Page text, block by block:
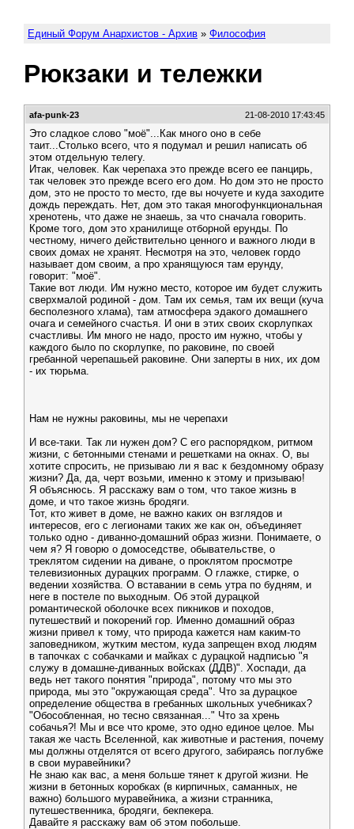
Единый Форум Анархистов - Архив » Философия
Рюкзаки и тележки
afa-punk-23 21-08-2010 17:43:45
Это сладкое слово "моё"...Как много оно в себе
таит...Столько всего, что я подумал и решил написать об
этом отдельную телегу.
Итак, человек. Как черепаха это прежде всего ее панцирь,
так человек это прежде всего его дом. Но дом это не просто
дом, это не просто то место, где вы ночуете и куда заходите
дождь переждать. Нет, дом это такая многофункциональная
хренотень, что даже не знаешь, за что сначала говорить.
Кроме того, дом это хранилище отборной ерунды. По
честному, ничего действительно ценного и важного люди в
своих домах не хранят. Несмотря на это, человек гордо
называет дом своим, а про хранящуюся там ерунду,
говорит: "моё".
Такие вот люди. Им нужно место, которое им будет служить
сверхмалой родиной - дом. Там их семья, там их вещи (куча
бесполезного хлама), там атмосфера эдакого домашнего
очага и семейного счастья. И они в этих своих скорлупках
счастливы. Им много не надо, просто им нужно, чтобы у
каждого было по скорлупке, по раковине, по своей
гребанной черепашьей раковине. Они заперты в них, их дом
- их тюрьма.
Нам не нужны раковины, мы не черепахи
И все-таки. Так ли нужен дом? С его распорядком, ритмом
жизни, с бетонными стенами и решетками на окнах. О, вы
хотите спросить, не призываю ли я вас к бездомному образу
жизни? Да, да, черт возьми, именно к этому и призываю!
Я объяснюсь. Я расскажу вам о том, что такое жизнь в
доме, и что такое жизнь бродяги.
Тот, кто живет в доме, не важно каких он взглядов и
интересов, его с легионами таких же как он, объединяет
только одно - диванно-домашний образ жизни. Понимаете, о
чем я? Я говорю о домоседстве, обывательстве, о
треклятом сидении на диване, о проклятом просмотре
телевизионных дурацких программ. О глажке, стирке, о
ведении хозяйства. О вставании в семь утра по будням, и
неге в постеле по выходным. Об этой дурацкой
романтической оболочке всех пикников и походов,
путешествий и покорений гор. Именно домашний образ
жизни привел к тому, что природа кажется нам каким-то
заповедником, жутким местом, куда запрещен вход людям
в тапочках с собачками и майках с дурацкой надписью "я
служу в домашне-диванных войсках (ДДВ)". Хоспади, да
ведь нет такого понятия "природа", потому что мы это
природа, мы это "окружающая среда". Что за дурацкое
определение общества в гребанных школьных учебниках?
"Обособленная, но тесно связанная..." Что за хрень
собачья?! Мы и все что кроме, это одно единое целое. Мы
такая же часть Вселенной, как животные и растения, почему
мы должны отделятся от всего другого, забираясь поглубже
в свои муравейники?
Не знаю как вас, а меня больше тянет к другой жизни. Не
жизни в бетонных коробках (в кирпичных, саманных, не
важно) большого муравейника, а жизни странника,
путешественника, бродяги, бекпекера.
Давайте я расскажу вам об этом побольше.